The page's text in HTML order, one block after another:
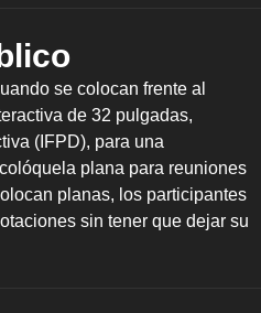
se colocan frente al
de 32 pulgadas,
(IFPD), para una
plana para reuniones
planas, los participantes
sin tener que dejar su